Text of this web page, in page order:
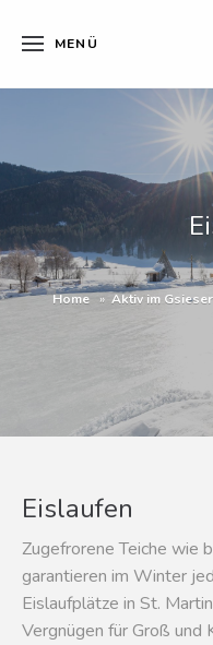
MENÜ
Home Aktiv im
Eislaufen
Zugefrorene Teiche wie
garantieren im Winter
Eislaufplätze in St.
Vergnügen für Groß und